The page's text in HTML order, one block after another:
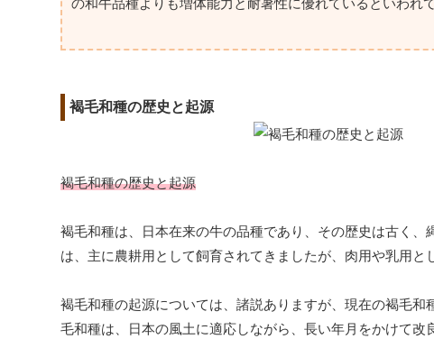
褐毛和種の歴史と起源
褐毛和種の歴史と起源
褐毛和種は、日本在来の牛の品種であり、その歴史は古く
は、主に農耕用として飼育されてきましたが、肉用や乳用と
褐毛和種の起源については、諸説ありますが、現在の褐毛
毛和種は、日本の風土に適応しながら、長い年月をかけて改